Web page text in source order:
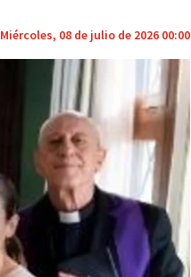
Miércoles, 08 de julio de 2026 00:00